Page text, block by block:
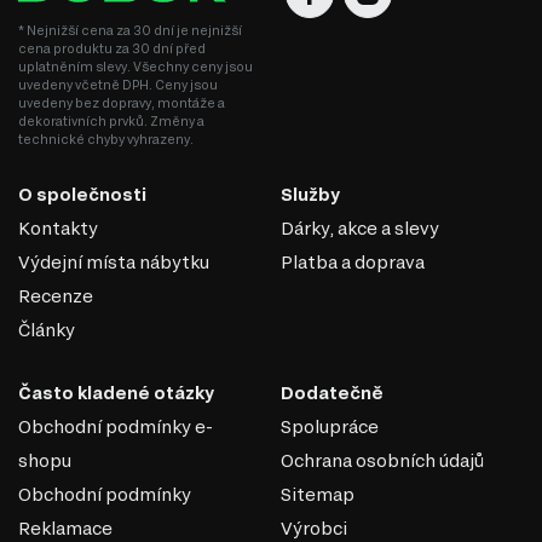
VÝSUVU
umožňují plné vysunutí zásuvek, polic nebo jiných
pohyblivých prvků nábytku či vybavení za hranice korpusu.
Skládají se z několika (obvykle tří) sekcí, které se rozvinují,
* Nejnižší cena za 30 dní je nejnižší
cena produktu za 30 dní před
uplatněním slevy. Všechny ceny jsou
uvedeny včetně DPH. Ceny jsou
uvedeny bez dopravy, montáže a
dekorativních prvků. Změny a
technické chyby vyhrazeny.
O společnosti
Kontakty
Výdejní místa nábytku
Recenze
Články
Služby
Dárky, akce a slevy
Platba a doprava
Často kladené otázky
Obchodní podmínky e-
shopu
Obchodní podmínky
Reklamace
Dodatečně
Spolupráce
Ochrana osobních údajů
Sitemap
Výrobci